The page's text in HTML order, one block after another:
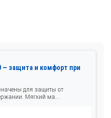
— защита и комфорт при
для защиты от
Мягкий ма...